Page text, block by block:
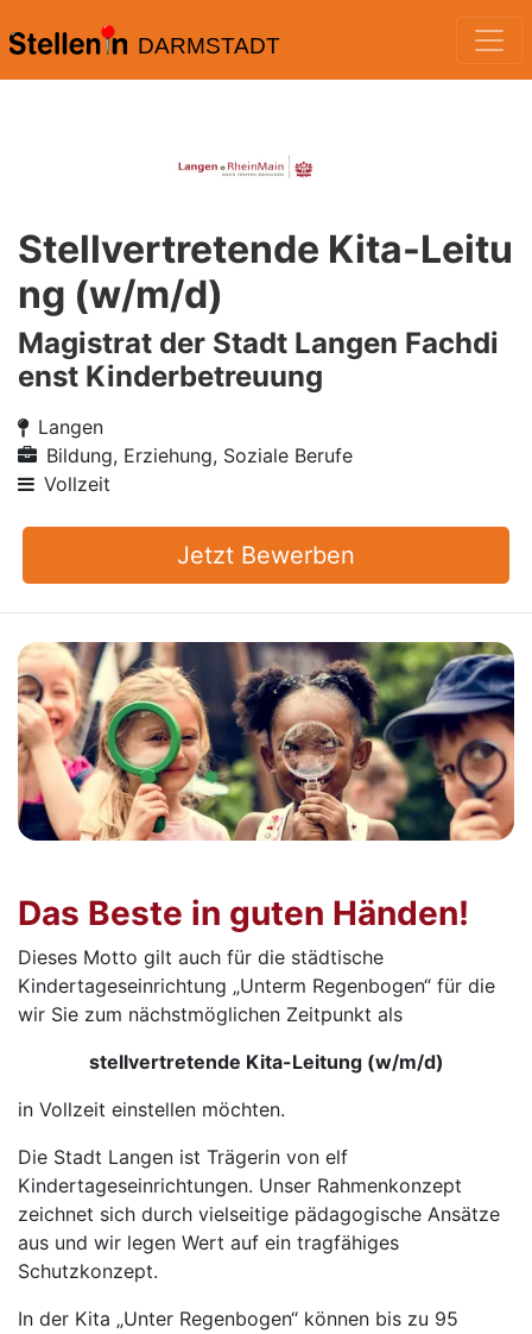
DARMSTADT
Stellvertretende Kita-Leitu
ng (w/m/d)
Magistrat der Stadt Langen Fachdi
enst Kinderbetreuung
Langen
Bildung, Erziehung, Soziale Berufe
Vollzeit
Jetzt Bewerben
Das Beste in guten Händen!
Dieses Motto gilt auch für die städtische
Kindertageseinrichtung „Unterm Regenbogen“ für die
wir Sie zum nächstmöglichen Zeitpunkt als
stellvertretende Kita-Leitung (w/m/d)
in Vollzeit einstellen möchten.
Die Stadt Langen ist Trägerin von elf
Kindertageseinrichtungen. Unser Rahmenkonzept
zeichnet sich durch vielseitige pädagogische Ansätze
aus und wir legen Wert auf ein tragfähiges
Schutzkonzept.
In der Kita „Unter Regenbogen“ können bis zu 95